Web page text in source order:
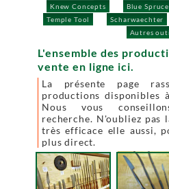
Knew Concepts
Blue Spruce
Temple Tool
Scharwaechter
Autres
L'ensemble des
vente en ligne ici.
La présente page
productions disponibles
Nous vous
recherche. N'oubliez pas
très efficace elle aussi,
plus direct.